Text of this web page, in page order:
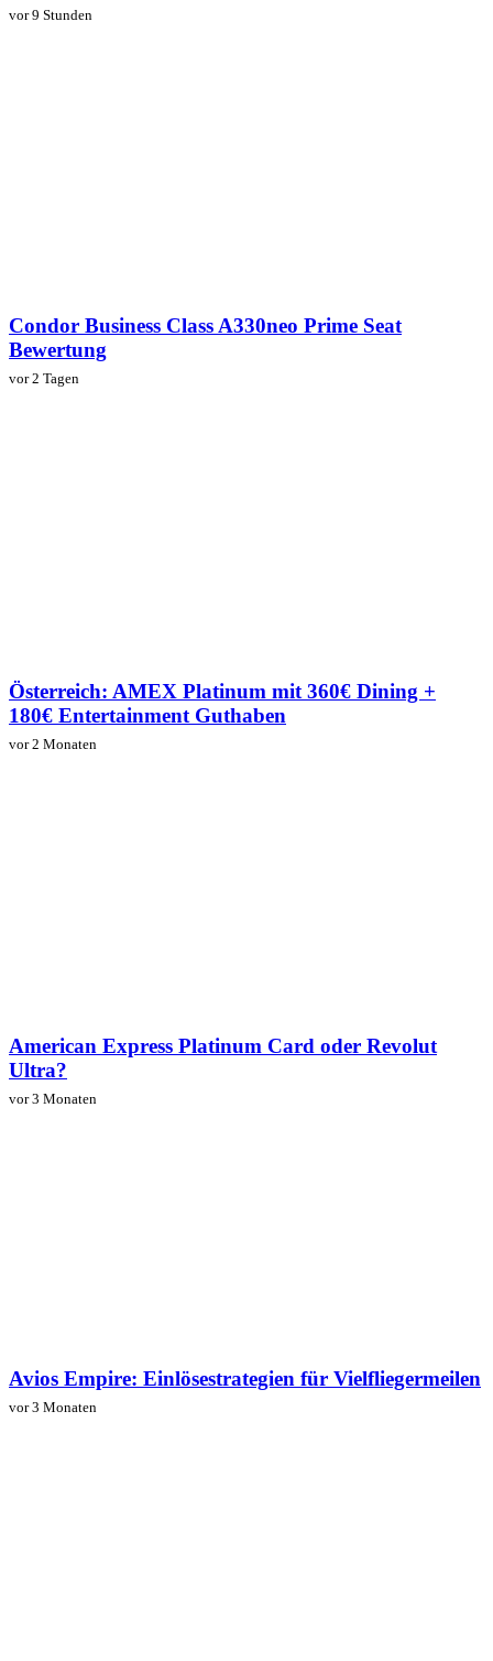
vor 9 Stunden
Condor Business Class A330neo Prime Seat
Bewertung
vor 2 Tagen
Österreich: AMEX Platinum mit 360€ Dining +
180€ Entertainment Guthaben
vor 2 Monaten
American Express Platinum Card oder Revolut
Ultra?
vor 3 Monaten
Avios Empire: Einlösestrategien für Vielfliegermeilen
vor 3 Monaten